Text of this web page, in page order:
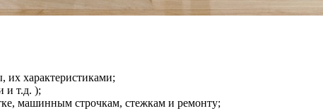
характеристиками;
и т.д. );
машинным строчкам, стежкам и ремонту;